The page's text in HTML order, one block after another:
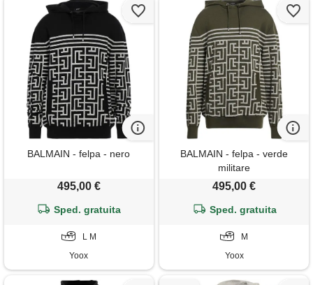
BALMAIN - felpa - nero
495,00 €
Sped. gratuita
L M
Yoox
BALMAIN - felpa - verde
militare
495,00 €
Sped. gratuita
M
Yoox